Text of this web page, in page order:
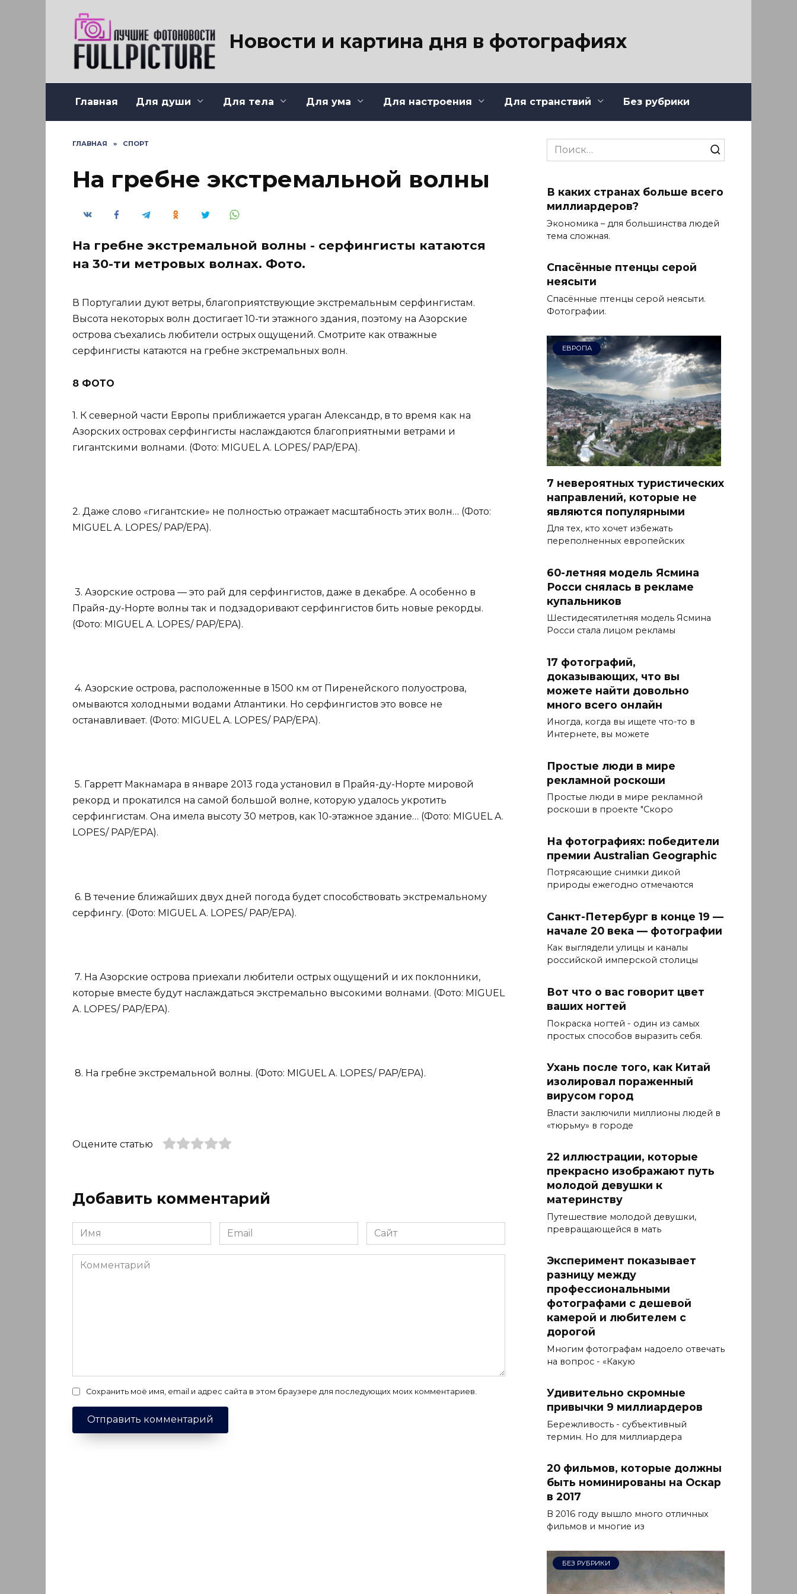
Новости и картина дня в фотографиях
Главная Для души Для тела Для ума Для настроения Для странствий Без рубрики
ГЛАВНАЯ » СПОРТ
На гребне экстремальной волны
На гребне экстремальной волны - серфингисты катаются
на 30-ти метровых волнах. Фото.
В Португалии дуют ветры, благоприятствующие экстремальным серфингистам.
Высота некоторых волн достигает 10-ти этажного здания, поэтому на Азорские
острова съехались любители острых ощущений. Смотрите как отважные
серфингисты катаются на гребне экстремальных волн.
8 ФОТО
1. К северной части Европы приближается ураган Александр, в то время как на
Азорских островах серфингисты наслаждаются благоприятными ветрами и
гигантскими волнами. (Фото: MIGUEL A. LOPES/ PAP/EPA).
2. Даже слово «гигантские» не полностью отражает масштабность этих волн… (Фото:
MIGUEL A. LOPES/ PAP/EPA).
3. Азорские острова — это рай для серфингистов, даже в декабре. А особенно в
Прайя-ду-Норте волны так и подзадоривают серфингистов бить новые рекорды.
(Фото: MIGUEL A. LOPES/ PAP/EPA).
4. Азорские острова, расположенные в 1500 км от Пиренейского полуострова,
омываются холодными водами Атлантики. Но серфингистов это вовсе не
останавливает. (Фото: MIGUEL A. LOPES/ PAP/EPA).
5. Гарретт Макнамара в январе 2013 года установил в Прайя-ду-Норте мировой
рекорд и прокатился на самой большой волне, которую удалось укротить
серфингистам. Она имела высоту 30 метров, как 10-этажное здание… (Фото: MIGUEL A.
LOPES/ PAP/EPA).
6. В течение ближайших двух дней погода будет способствовать экстремальному
серфингу. (Фото: MIGUEL A. LOPES/ PAP/EPA).
7. На Азорские острова приехали любители острых ощущений и их поклонники,
которые вместе будут наслаждаться экстремально высокими волнами. (Фото: MIGUEL
A. LOPES/ PAP/EPA).
8. На гребне экстремальной волны. (Фото: MIGUEL A. LOPES/ PAP/EPA).
Оцените статью
Добавить комментарий
Имя
*
Email
*
Сайт
Комментарий
Сохранить моё имя, email и адрес сайта в этом браузере для последующих моих комментариев.
Search
for:
В каких странах больше всего
миллиардеров?
Экономика – для большинства людей
тема сложная.
Спасённые птенцы серой
неясыти
Спасённые птенцы серой неясыти.
Фотографии.
ЕВРОПА
7 невероятных туристических
направлений, которые не
являются популярными
Для тех, кто хочет избежать
переполненных европейских
60-летняя модель Ясмина
Росси снялась в рекламе
купальников
Шестидесятилетняя модель Ясмина
Росси стала лицом рекламы
17 фотографий,
доказывающих, что вы
можете найти довольно
много всего онлайн
Иногда, когда вы ищете что-то в
Интернете, вы можете
Простые люди в мире
рекламной роскоши
Простые люди в мире рекламной
роскоши в проекте "Скоро
На фотографиях: победители
премии Australian Geographic
Потрясающие снимки дикой
природы ежегодно отмечаются
Санкт-Петербург в конце 19 —
начале 20 века — фотографии
Как выглядели улицы и каналы
российской имперской столицы
Вот что о вас говорит цвет
ваших ногтей
Покраска ногтей - один из самых
простых способов выразить себя.
Ухань после того, как Китай
изолировал пораженный
вирусом город
Власти заключили миллионы людей в
«тюрьму» в городе
22 иллюстрации, которые
прекрасно изображают путь
молодой девушки к
материнству
Путешествие молодой девушки,
превращающейся в мать
Эксперимент показывает
разницу между
профессиональными
фотографами с дешевой
камерой и любителем с
дорогой
Многим фотографам надоело отвечать
на вопрос - «Какую
Удивительно скромные
привычки 9 миллиардеров
Бережливость - субъективный
термин. Но для миллиардера
20 фильмов, которые должны
быть номинированы на Оскар
в 2017
В 2016 году вышло много отличных
фильмов и многие из
БЕЗ РУБРИКИ